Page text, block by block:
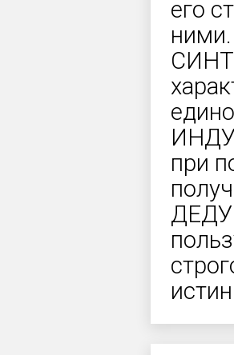
его
ними.
при